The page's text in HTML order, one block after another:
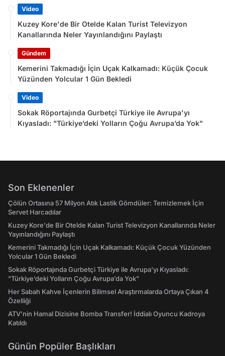
Video
Kuzey Kore'de Bir Otelde Kalan Turist Televizyon
Kanallarında Neler Yayınlandığını Paylaştı
Gündem
Kemerini Takmadığı İçin Uçak Kalkamadı: Küçük Çocuk
Yüzünden Yolcular 1 Gün Bekledi
Video
Sokak Röportajında Gurbetçi Türkiye ile Avrupa'yı
Kıyasladı: "Türkiye’deki Yolların Çoğu Avrupa’da Yok"
Son Eklenenler
Çölün Ortasına 57 Milyon Atık Lastik Gömdüler: Temizlemek İçin
Servet Harcadılar
Kuzey Kore'de Bir Otelde Kalan Turist Televizyon Kanallarında Neler
Yayınlandığını Paylaştı
Kemerini Takmadığı İçin Uçak Kalkamadı: Küçük Çocuk Yüzünden
Yolcular 1 Gün Bekledi
Sokak Röportajında Gurbetçi Türkiye ile Avrupa'yı Kıyasladı:
"Türkiye’deki Yolların Çoğu Avrupa’da Yok"
Her Sabah Kahve İçenlerin Bilimsel Araştırmalarda Ortaya Çıkan 4
Özelliği
ATV'nin Hamal Dizisine Bomba Transfer! İddialı Oyuncu Kadroya
Katıldı
Günün Popüler Başlıkları